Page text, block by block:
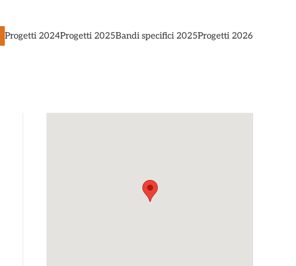
Progetti 2024Progetti 2025Bandi specifici 2025Progetti 2026